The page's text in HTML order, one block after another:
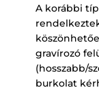
A korábbi
gravírozó
(hosszabb/
burkolat